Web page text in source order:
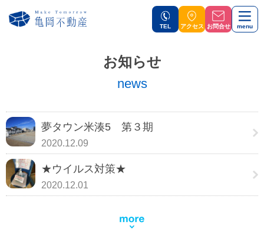
TEL アクセス お問合せ menu
お知らせ
news
夢タウン米湊5 第３期
2020.12.09
★ウイルス対策★
2020.12.01